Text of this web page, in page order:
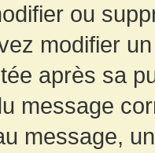
ou
modifier
après sa
message
message,